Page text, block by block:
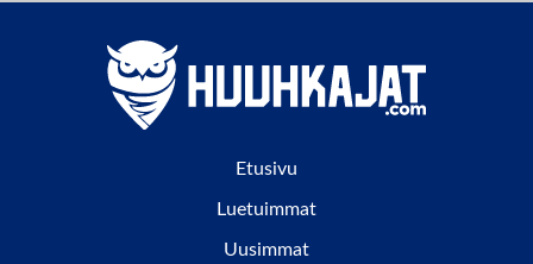
Etusivu
Luetuimmat
Uusimmat